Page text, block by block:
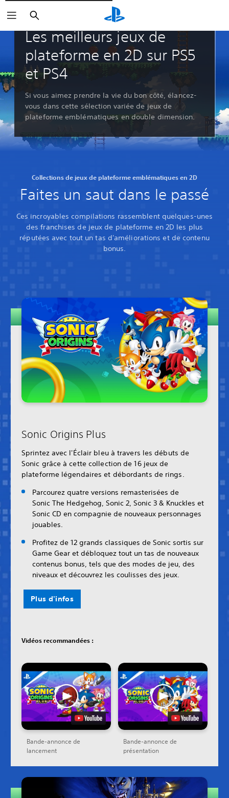
Rechercher
Guides et éditoriaux
Les meilleurs jeux de
plateforme en 2D sur PS5
et PS4
Si vous aimez prendre la vie du bon côté, élancez-
vous dans cette sélection variée de jeux de
plateforme emblématiques en double dimension.
Collections de jeux de plateforme emblématiques en 2D
Faites un saut dans le passé
Ces incroyables compilations rassemblent quelques-unes
des franchises de jeux de plateforme en 2D les plus
réputées avec tout un tas d'améliorations et de contenu
bonus.
Sonic Origins Plus
Sprintez avec l'Éclair bleu à travers les débuts de
Sonic grâce à cette collection de 16 jeux de
plateforme légendaires et débordants de rings.
Parcourez quatre versions remasterisées de
Sonic The Hedgehog, Sonic 2, Sonic 3 & Knuckles et
Sonic CD en compagnie de nouveaux personnages
jouables.
Profitez de 12 grands classiques de Sonic sortis sur
Game Gear et débloquez tout un tas de nouveaux
contenus bonus, tels que des modes de jeu, des
niveaux et découvrez les coulisses des jeux.
Plus d'infos
Vidéos recommandées :
Bande-annonce de
lancement
Bande-annonce de
présentation